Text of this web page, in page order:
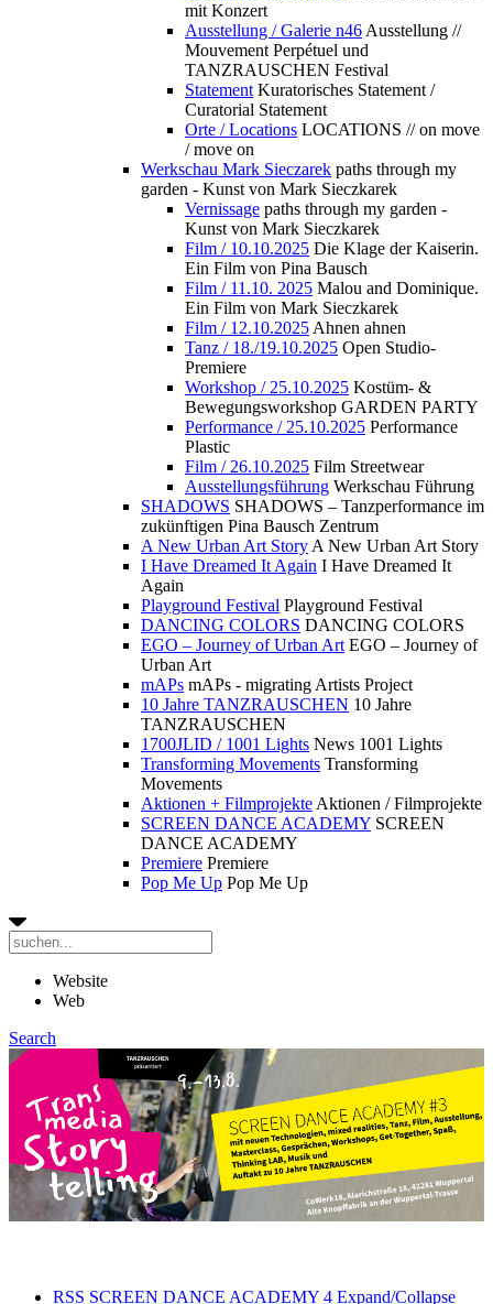
mit Konzert
Ausstellung / Galerie n46 Ausstellung //
Mouvement Perpétuel und
TANZRAUSCHEN Festival
Statement Kuratorisches Statement /
Curatorial Statement
Orte / Locations LOCATIONS // on move
/ move on
Werkschau Mark Sieczarek paths through my
garden - Kunst von Mark Sieczkarek
Vernissage paths through my garden -
Kunst von Mark Sieczkarek
Film / 10.10.2025 Die Klage der Kaiserin.
Ein Film von Pina Bausch
Film / 11.10. 2025 Malou and Dominique.
Ein Film von Mark Sieczkarek
Film / 12.10.2025 Ahnen ahnen
Tanz / 18./19.10.2025 Open Studio-
Premiere
Workshop / 25.10.2025 Kostüm- &
Bewegungsworkshop GARDEN PARTY
Performance / 25.10.2025 Performance
Plastic
Film / 26.10.2025 Film Streetwear
Ausstellungsführung Werkschau Führung
SHADOWS SHADOWS – Tanzperformance im
zukünftigen Pina Bausch Zentrum
A New Urban Art Story A New Urban Art Story
I Have Dreamed It Again I Have Dreamed It
Again
Playground Festival Playground Festival
DANCING COLORS DANCING COLORS
EGO – Journey of Urban Art EGO – Journey of
Urban Art
mAPs mAPs - migrating Artists Project
10 Jahre TANZRAUSCHEN 10 Jahre
TANZRAUSCHEN
1700JLID / 1001 Lights News 1001 Lights
Transforming Movements Transforming
Movements
Aktionen + Filmprojekte Aktionen / Filmprojekte
SCREEN DANCE ACADEMY SCREEN
DANCE ACADEMY
Premiere Premiere
Pop Me Up Pop Me Up
Website
Web
Search
RSS SCREEN DANCE ACADEMY 4 Expand/Collapse